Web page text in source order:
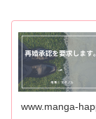
www.manga-